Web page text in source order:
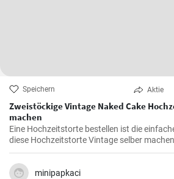
Speichern Aktie
Zweistöckige Vintage Naked Cake
machen
Eine Hochzeitstorte bestellen ist die
diese Hochzeitstorte Vintage selber machen - Biskuitböden backen
und mit Mascarpone Quark Creme füllen .
Cake bilden viele bunte Beeren und Früchte.
minipapkaci